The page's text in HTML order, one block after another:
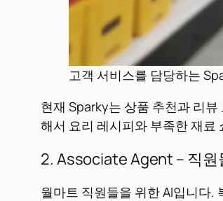
고객 서비스를 담당하는
현재 Sparky는 상품 추천과 리
해서 요리 레시피와 부족한 재료
2. Associate Agent – 직원
월마트 직원들을 위한 AI입니다.